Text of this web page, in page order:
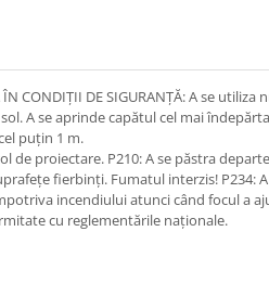
ÎN CONDIȚII DE SIGURANȚĂ: A se utiliza
A se aprinde capătul cel mai
puțin 1 m.
de proiectare. P210: A se păstra
fierbinți. Fumatul interzis! P234:
incendiului atunci când focul a
cu reglementările naționale.